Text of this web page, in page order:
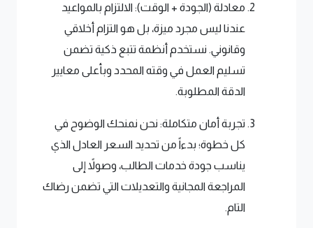
معادلة (الجودة + الوقت): الالتزام بالمواعيد
عندنا ليس مجرد ميزة، بل هو التزام أخلاقي
وقانوني. نستخدم أنظمة تتبع ذكية تضمن
تسليم العمل في وقته المحدد وبأعلى معايير
الدقة المطلوبة.
تجربة أمان متكاملة: نحن نمنحك الوضوح في
كل خطوة؛ بدءاً من تحديد السعر العادل الذي
يناسب جودة خدمات الطالب، وصولاً إلى
المراجعة المجانية والتعديلات التي تضمن رضاك
التام.